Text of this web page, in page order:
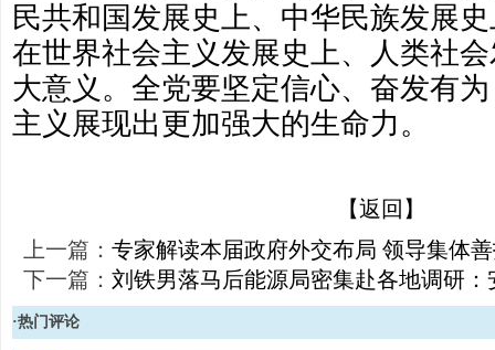
民共和国发展史上、中华民族发展
在世界社会主义发展史上、人类社
大意义。全党要坚定信心、奋发有
主义展现出更加强大的生命力。
【返回】
上一篇： 专家解读本届政府外交布局 领导集体
下一篇： 刘铁男落马后能源局密集赴各地调研：
·热门评论